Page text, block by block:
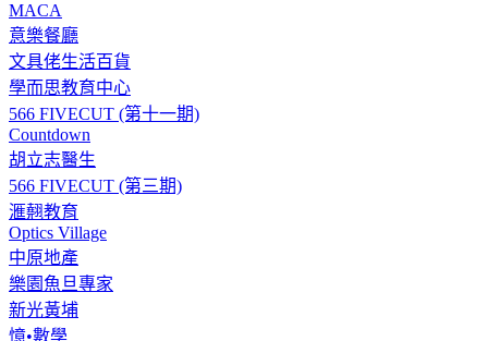
MACA
意樂餐廳
文具佬生活百貨
學而思教育中心
566 FIVECUT (第十一期)
Countdown
胡立志醫生
566 FIVECUT (第三期)
滙翹教育
Optics Village
中原地產
樂園魚旦專家
新光黃埔
憶•數學